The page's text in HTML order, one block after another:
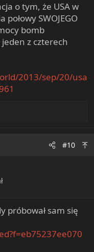
o tym, że USA w
połowy SWOJEGO
bomb
z czterech
2013/sep/20/usa
#10
próbował sam się